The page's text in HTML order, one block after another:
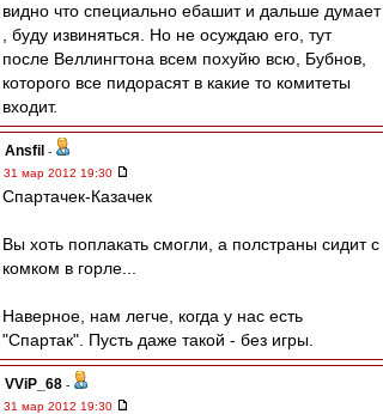
видно что специально ебашит и дальше думает
, буду извиняться. Но не осуждаю его, тут
после Веллингтона всем похуйю всю, Бубнов,
которого все пидорасят в какие то комитеты
входит.
Ansfil -
31 мар 2012 19:30
Спартачек-Казачек
Вы хоть поплакать смогли, а полстраны сидит с
комком в горле...
Наверное, нам легче, когда у нас есть
"Спартак". Пусть даже такой - без игры.
VViP_68 -
31 мар 2012 19:30